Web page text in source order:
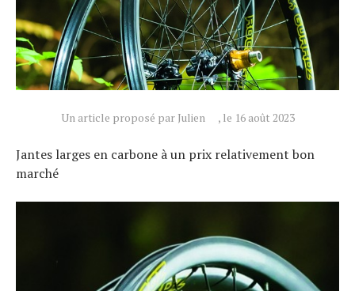
Un article proposé par Julien , le 16 août 2023
Jantes larges en carbone à un prix relativement bon
marché
Actualités
Technologies